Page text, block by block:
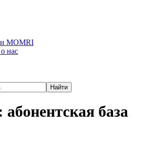
MOMRI
нас
Найти
абонентская база